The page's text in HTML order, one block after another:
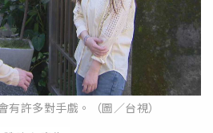
有許多對手戲。（圖／台視）